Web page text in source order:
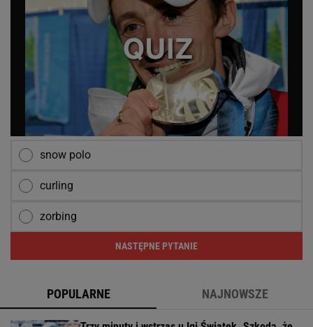
snow polo
curling
zorbing
NASTĘPNE PYTANIE
POPULARNE NAJNOWSZE